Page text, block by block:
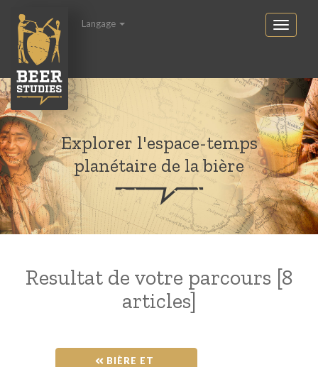
Langage
Explorer l'espace-temps
planétaire de la bière
Resultat de votre parcours [8
articles]
BIÈRE ET